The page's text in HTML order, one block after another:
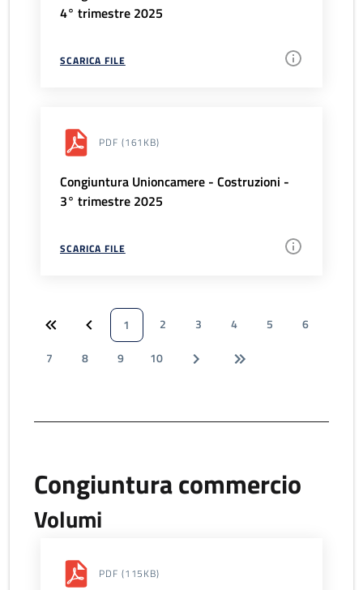
4° trimestre 2025
SCARICA FILE
PDF (161KB)
Congiuntura Unioncamere - Costruzioni -
3° trimestre 2025
SCARICA FILE
1 2 3 4 5
6
7
8 9 10
Congiuntura commercio
Volumi
PDF (115KB)